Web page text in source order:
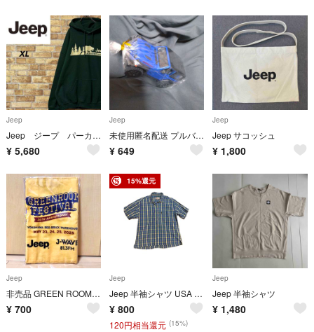
Jeep
Jeep ジープ パーカー スウェット ビッグシルエット グリーン XL
¥ 5,680
Jeep
未使用匿名配送 プルバックカー Jeep ジープ ブルー 車
¥ 649
Jeep
Jeep サコッシュ
¥ 1,800
Jeep
非売品 GREEN ROOM × Jeep × J-WAVE - フェイスタオル
¥ 700
15%還元
Jeep
Jeep 半袖シャツ USA L ブルーチェック
¥ 800
120円相当還元 (15%)
Jeep
Jeep 半袖シャツ
¥ 1,480